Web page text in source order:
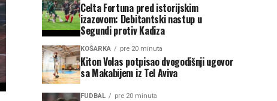
Celta Fortuna pred istorijskim
izazovom: Debitantski nastup u
Segundi protiv Kadiza
KOŠARKA pre 20 minuta
Kiton Volas potpisao dvogodišnji ugovor
sa Makabijem iz Tel Aviva
FUDBAL pre 20 minuta